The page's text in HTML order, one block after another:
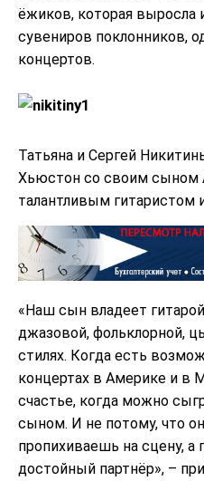
ёжиков, которая выросла
сувениров поклонников,
концертов.
Татьяна и Сергей
Хьюстон со своим сыном
талантливым гитаристом
«Наш сын владеет
джазовой, фольклорной,
стилях. Когда есть
концертах в Америке и в
счастье, когда можно
сыном. И не потому, что
пропихиваешь на сцену, а
достойный партнёр», –